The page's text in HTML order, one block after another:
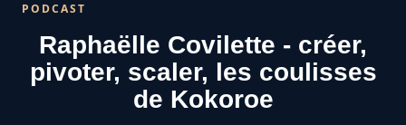
PODCAST
Raphaëlle Covilette - créer,
pivoter, scaler, les coulisses
de Kokoroe